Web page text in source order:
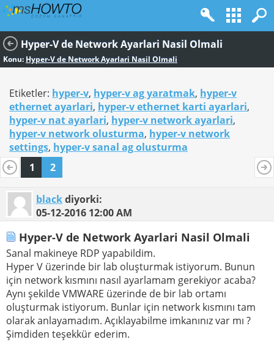
Hyper-V de Network Ayarlari Nasil Olmali
Konu: Hyper-V de Network Ayarlari Nasil Olmali
Etiketler: hyper-v, hyper-v ag yaratmak, hyper-v
ethernet ayarlari, hyper-v ethernet karti ayarlari,
hyper-v nat ayarlari, hyper-v network ayarlari,
hyper-v network olusturma, hyper-v network
settings, hyper-v sanal ag olusturma
1
2
blackdiyorki:
05-12-2016 12:00 AM
Hyper-V de Network Ayarlari Nasil Olmali
Sanal makineye RDP yapabildim.
Hyper V üzerinde bir lab oluşturmak istiyorum. Bunun
için network kısmını nasıl ayarlamam gerekiyor acaba?
Aynı şekilde VMWARE üzerinde de bir lab ortamı
oluşturmak istiyorum. Bunlar için network kısmını tam
olarak anlayamadım. Açıklayabilme imkanınız var mı ?
Şimdiden teşekkür ederim.